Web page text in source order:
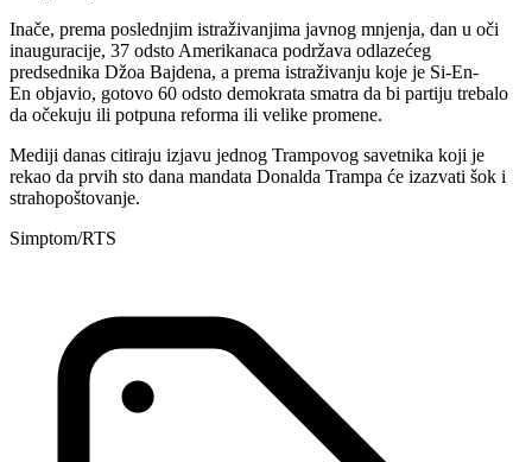
Inače, prema poslednjim istraživanjima javnog mnjenja, dan u oči
inauguracije, 37 odsto Amerikanaca podržava odlazećeg
predsednika Džoa Bajdena, a prema istraživanju koje je Si-En-
En objavio, gotovo 60 odsto demokrata smatra da bi partiju trebalo
da očekuju ili potpuna reforma ili velike promene.
Mediji danas citiraju izjavu jednog Trampovog savetnika koji je
rekao da prvih sto dana mandata Donalda Trampa će izazvati šok i
strahopoštovanje.
Simptom/RTS